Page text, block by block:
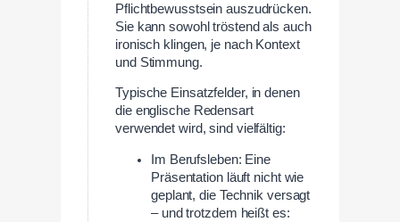
Pflichtbewusstsein auszudrücken.
Sie kann sowohl tröstend als auch
ironisch klingen, je nach Kontext
und Stimmung.
Typische Einsatzfelder, in denen
die englische Redensart
verwendet wird, sind vielfältig:
Im Berufsleben: Eine
Präsentation läuft nicht wie
geplant, die Technik versagt
– und trotzdem heißt es: